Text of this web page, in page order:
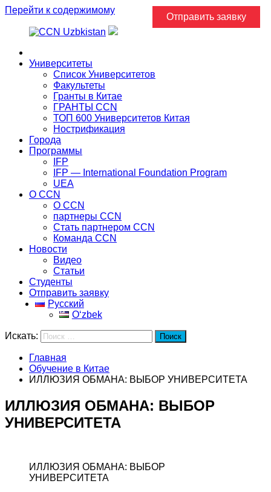
Перейти к содержимому
Университеты
Список Университетов
Факультеты
Гранты в Китае
ГРАНТЫ ССN
ТОП 600 Университетов Китая
Нострификация
Города
Программы
IFP
IFP — International Foundation Program
UEA
О CCN
О CCN
партнеры ССN
Стать партнером CCN
Команда ССN
Новости
Видео
Статьи
Студенты
Отправить заявку
Русский
Oʻzbek
Искать: Поиск
Главная
Обучение в Китае
ИЛЛЮЗИЯ ОБМАНА: ВЫБОР УНИВЕРСИТЕТА
ИЛЛЮЗИЯ ОБМАНА: ВЫБОР
УНИВЕРСИТЕТА
Отправить заявку
ИЛЛЮЗИЯ ОБМАНА: ВЫБОР
УНИВЕРСИТЕТА